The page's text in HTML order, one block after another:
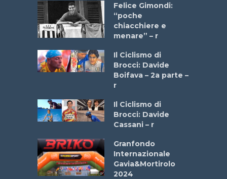
Felice Gimondi:
“poche
chiacchiere e
menare” – r
Il Ciclismo di
Brocci: Davide
Boifava – 2a parte –
r
Il Ciclismo di
Brocci: Davide
Cassani – r
Granfondo
Internazionale
Gavia&Mortirolo
2024